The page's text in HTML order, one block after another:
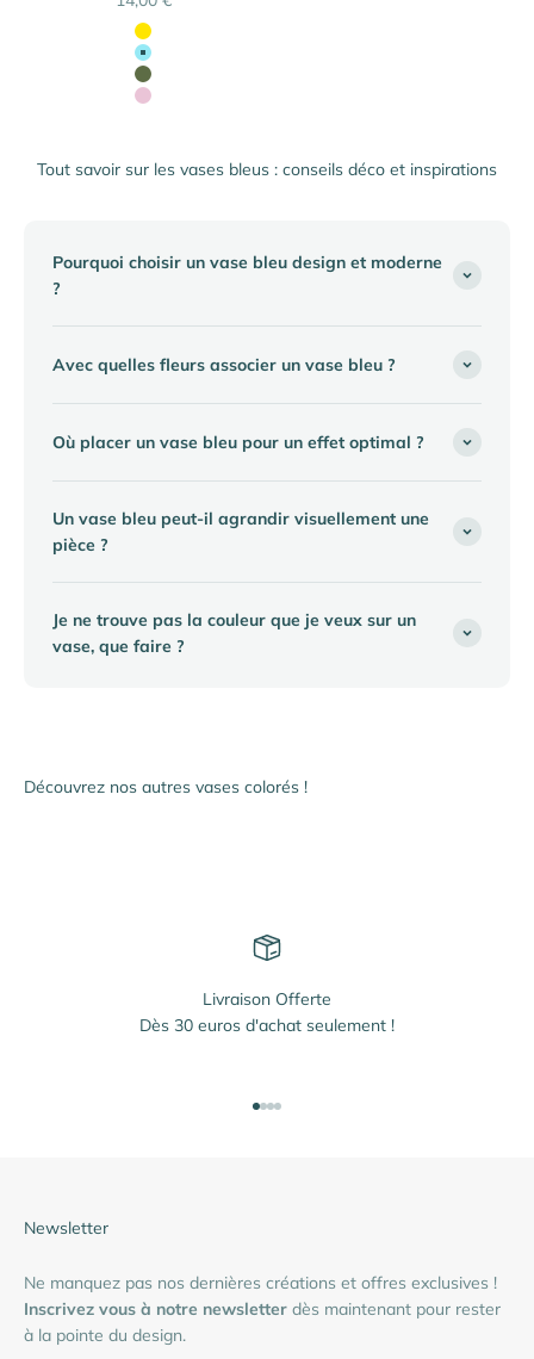
Couleur
Jaune Citron
Bleu Iceberg
Vert Olive
Rose Antique
Tout savoir sur les vases bleus : conseils déco et inspirations
Pourquoi choisir un vase bleu design et moderne
?
Avec quelles fleurs associer un vase bleu ?
Où placer un vase bleu pour un effet optimal ?
Un vase bleu peut-il agrandir visuellement une
pièce ?
Je ne trouve pas la couleur que je veux sur un
vase, que faire ?
Livraison Offerte
Dès 30 euros d'achat seulement !
Newsletter
Ne manquez pas nos dernières créations et offres exclusives !
Inscrivez vous à notre newsletter dès maintenant pour rester
à la pointe du design.